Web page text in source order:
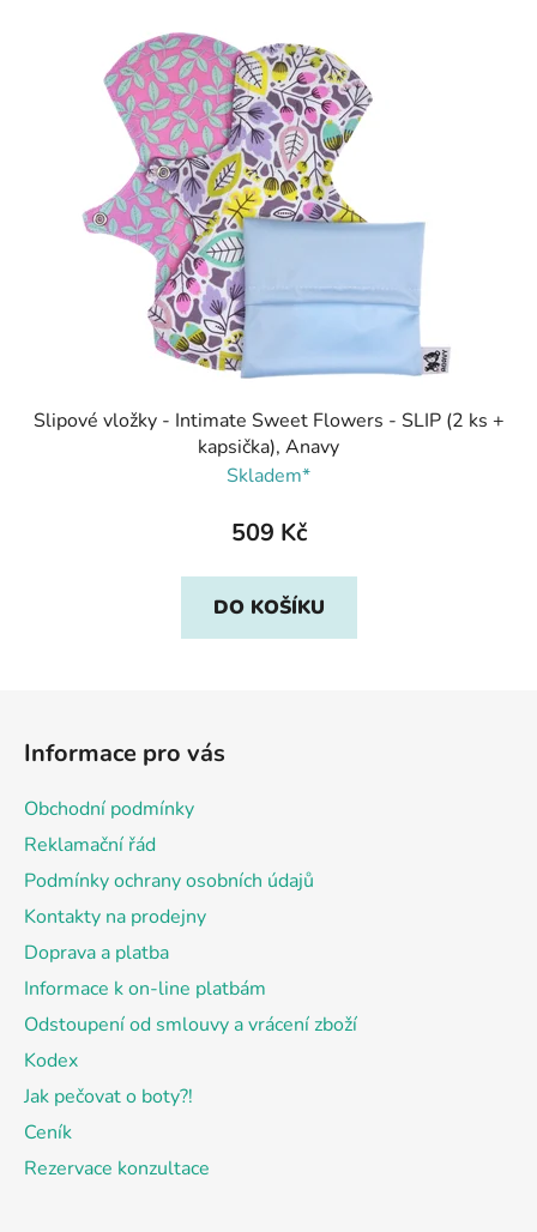
Slipové vložky - Intimate Sweet Flowers - SLIP (2 ks +
kapsička), Anavy
Skladem*
509 Kč
DO KOŠÍKU
Informace pro vás
Obchodní podmínky
Reklamační řád
Podmínky ochrany osobních údajů
Kontakty na prodejny
Doprava a platba
Informace k on-line platbám
Odstoupení od smlouvy a vrácení zboží
Kodex
Jak pečovat o boty?!
Ceník
Rezervace konzultace